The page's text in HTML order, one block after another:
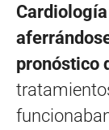
pronóstico